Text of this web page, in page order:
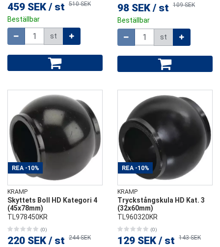
459 SEK / st 510 SEK
Beställbar
st
98 SEK / st 109 SEK
Beställbar
st
REA -10%
KRAMP
Skyttets Boll HD Kategori 4
(45x78mm)
TL978450KR
(0)
220 SEK / st 244 SEK
REA -10%
KRAMP
Tryckstångskula HD Kat. 3
(32x60mm)
TL960320KR
(0)
129 SEK / st 143 SEK